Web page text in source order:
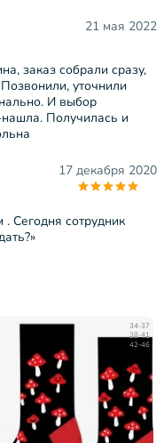
21 мая 2022
заказ собрали сразу,
уточнили
И выбор
нашла. Получилась и
17 декабря 2020
Сегодня сотрудник
34-37
38-41
42-46